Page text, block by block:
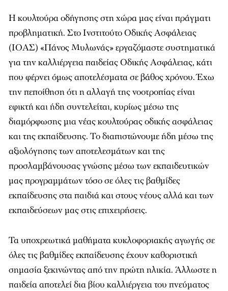
Η κουλτούρα οδήγησης στη χώρα μας είναι πράγματι
προβληματική. Στο Ινστιτούτο Οδικής Ασφάλειας
(ΙΟΑΣ) «Πάνος Μυλωνάς» εργαζόμαστε συστηματικά
για την καλλιέργεια παιδείας Οδικής Ασφάλειας, κάτι
που φέρνει όμως αποτελέσματα σε βάθος χρόνου. Έχω
την πεποίθηση ότι η αλλαγή της νοοτροπίας είναι
εφικτή και ήδη συντελείται, κυρίως μέσω της
διαμόρφωσης μια νέας κουλτούρας οδικής ασφάλειας
και της εκπαίδευσης. Το διαπιστώνουμε ήδη μέσω της
αξιολόγησης των αποτελεσμάτων και της
προσλαμβάνουσας γνώσης μέσω των εκπαιδευτικών
μας προγραμμάτων τόσο σε όλες τις βαθμίδες
εκπαίδευσης στα παιδιά και στους νέους αλλά και των
εκπαιδεύσεων μας στις επιχειρήσεις.
Τα υποχρεωτικά μαθήματα κυκλοφοριακής αγωγής σε
όλες τις βαθμίδες εκπαίδευσης έχουν καθοριστική
σημασία ξεκινώντας από την πρώτη ηλικία. Άλλωστε η
παιδεία αποτελεί δια βίου καλλιέργεια του πνεύματος